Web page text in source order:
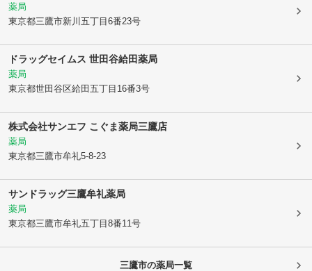
薬局
東京都三鷹市新川五丁目6番23号
ドラッグセイムス 世田谷給田薬局
薬局
東京都世田谷区給田五丁目16番3号
株式会社サンエフ こぐま薬局三鷹店
薬局
東京都三鷹市牟礼5-8-23
サンドラッグ三鷹牟礼薬局
薬局
東京都三鷹市牟礼五丁目8番11号
三鷹市の薬局一覧